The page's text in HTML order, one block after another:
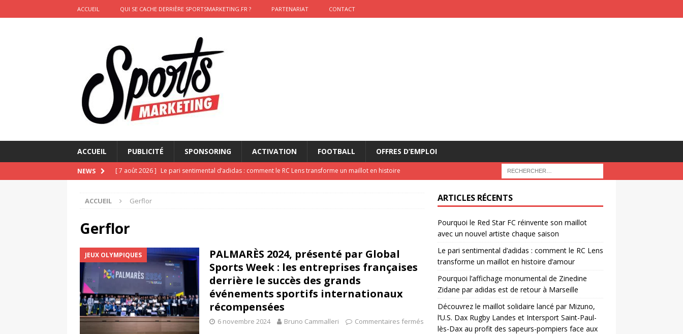
ACCUEIL QUI SE CACHE DERRIÈRE SPORTSMARKETING.FR ? PARTENARIAT CONTACT
ACCUEIL PUBLICITÉ SPONSORING ACTIVATION FOOTBALL OFFRES D’EMPLOI
NEWS [ 7 août 2026 ] Le pari sentimental d’adidas : comment le RC Lens transforme un maillot en histoire
[ 6 août 2026 ]
Saint-Paul-lès-Dax au profit des sapeurs-pompiers face aux incendies dans les Landes
RUGBY
[ 2 août 2026 ] Le pari risqué d’On Running : vendre une sensation plutôt qu’un chrono
ACTIVATION
[ 7 août 2026 ]
Pourquoi le Red Star FC réinvente son maillot avec un nouvel artiste chaque saison
ACTIVATION
ACCUEIL Gerflor
Gerflor
JEUX OLYMPIQUES
PALMARÈS 2024, présenté par Global
Sports Week : les entreprises françaises
derrière le succès des grands
événements sportifs internationaux
récompensées
6 novembre 2024 Bruno Cammalleri Commentaires fermés
ARTICLES RÉCENTS
Pourquoi le Red Star FC réinvente son maillot
avec un nouvel artiste chaque saison
Le pari sentimental d’adidas : comment le RC Lens
transforme un maillot en histoire d’amour
Pourquoi l’affichage monumental de Zinedine
Zidane par adidas est de retour à Marseille
Découvrez le maillot solidaire lancé par Mizuno,
l’U.S. Dax Rugby Landes et Intersport Saint-Paul-
lès-Dax au profit des sapeurs-pompiers face aux